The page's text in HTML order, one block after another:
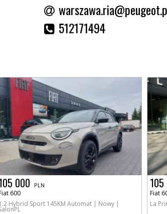
512171494
000 PLN
600
Hybrid Sport 145KM Automat | Nowy |
Fiat
La